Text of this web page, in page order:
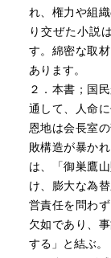
それでも、こ
とに、意味が
れ、権力や組
り交ぜた小説
す。綿密な取
あります。
２．本書；国
通して、人命
恩地は会長室
敗構造が暴か
は、「御巣鷹
け、膨大な為
営責任を問わ
欠如であり、
する」と結ぶ。